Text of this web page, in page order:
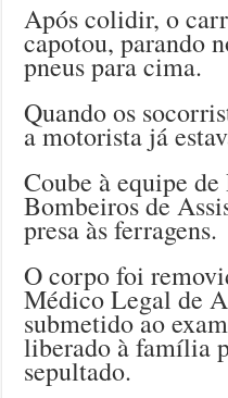
Após colidir, o
capotou, parando
pneus para cima.
Quando os
a motorista já
Coube à equipe
Bombeiros de
presa às ferragens.
O corpo foi
Médico Legal de
submetido ao
liberado à família
sepultado.